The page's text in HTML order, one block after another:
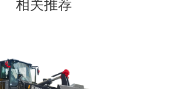
相关推荐